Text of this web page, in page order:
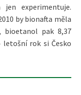
experimentuje.
by bionafta měla
bioetanol pak 8,37
letošní rok si Česko